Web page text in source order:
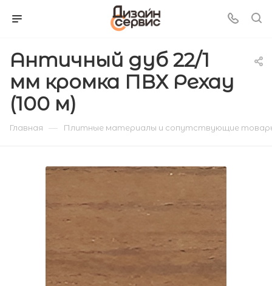
Античный дуб 22/1
мм кромка ПВХ Рехау
(100 м)
Главная — Плитные материалы и сопутствующие